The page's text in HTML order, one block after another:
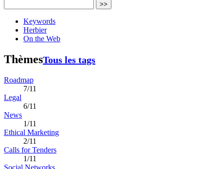
>>
Keywords
Herbier
On the Web
ThèmesTous les tags
Roadmap
7/11
Legal
6/11
News
1/11
Ethical Marketing
2/11
Calls for Tenders
1/11
Social Networks